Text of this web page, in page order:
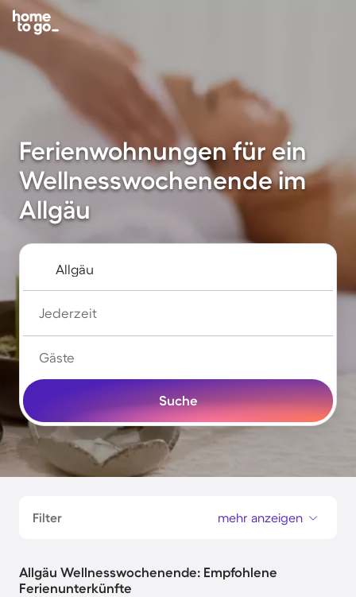
Ferienwohnungen für ein
Wellnesswochenende im
Allgäu
Jederzeit
Gäste
Suche
Filter mehr anzeigen
Allgäu Wellnesswochenende: Empfohlene
Ferienunterkünfte